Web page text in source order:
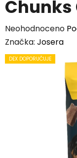
Chunks
Průměrné
hodnocení
produktu
Neohodnoceno
Značka: Josera
DEX DOPORUČUJE